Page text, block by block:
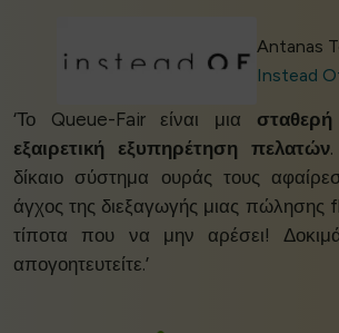
Antanas
Instead
‘Το Queue-Fair είναι μια
εξαιρετική εξυπηρέτηση πελατών.
δίκαιο σύστημα ουράς τους
άγχος της διεξαγωγής μιας πώλησης
τίποτα που να μην αρέσει!
απογοητευτείτε.’